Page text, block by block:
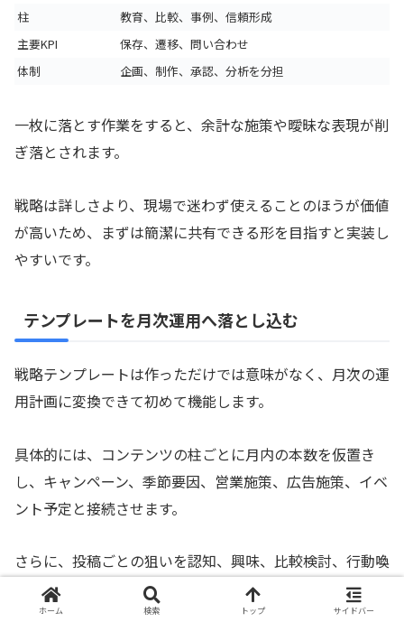
柱
教育、比較、事例、信頼形成
主要KPI
保存、遷移、問い合わせ
体制
企画、制作、承認、分析を分担
一枚に落とす作業をすると、余計な施策や曖昧な表現が削
ぎ落とされます。
戦略は詳しさより、現場で迷わず使えることのほうが価値
が高いため、まずは簡潔に共有できる形を目指すと実装し
やすいです。
テンプレートを月次運用へ落とし込む
戦略テンプレートは作っただけでは意味がなく、月次の運
用計画に変換できて初めて機能します。
具体的には、コンテンツの柱ごとに月内の本数を仮置き
し、キャンペーン、季節要因、営業施策、広告施策、イベ
ント予定と接続させます。
さらに、投稿ごとの狙いを認知、興味、比較検討、行動喚
起のどこに置くかまで書いておくと、同じ種類の投稿ばか
りになる偏りを防げます。
ホーム 検索 トップ サイドバー